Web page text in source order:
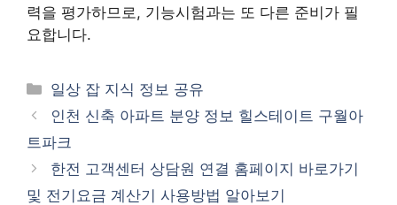
력을 평가하므로, 기능시험과는 또 다른 준비가 필
요합니다.
카
테
리
일상 잡 지식 정보 공유
인천 신축 아파트 분양 정보 힐스테이트 구월아
트파크
한전 고객센터 상담원 연결 홈페이지 바로가기
및 전기요금 계산기 사용방법 알아보기